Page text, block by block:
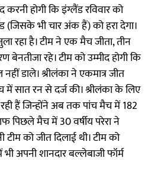
होगी कि इंग्लैंड रविवार को
(जिसके भी चार अंक हैं) को हरा देगा।
रहा है। टीम ने एक मैच जीता, तीन
रहे। टीम को उम्मीद होगी कि
डाले। श्रीलंका ने एकमात्र जीत
सात रन से दर्ज की। श्रीलंका के लिए
रही हैं जिन्होंने अब तक पांच मैच में 182
पिछले मैच में 30 वर्षीय परेरा ने
को जीत दिलाई थी। टीम को
अपनी शानदार बल्लेबाजी फॉर्म